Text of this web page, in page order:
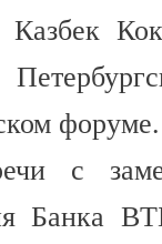
форуме.
с
Банка